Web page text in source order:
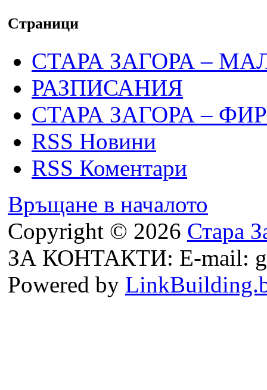
Страници
СТАРА ЗАГОРА –
РАЗПИСАНИЯ
СТАРА ЗАГОРА –
RSS Новини
RSS Коментари
Връщане в началото
Copyright © 2026 Стара
ЗА КОНТАКТИ: E-mail:
Powered by